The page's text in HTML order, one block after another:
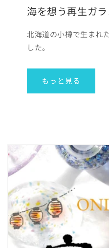
海を想う再生ガ
北海道の小樽で生まれ
した。
もっと見る